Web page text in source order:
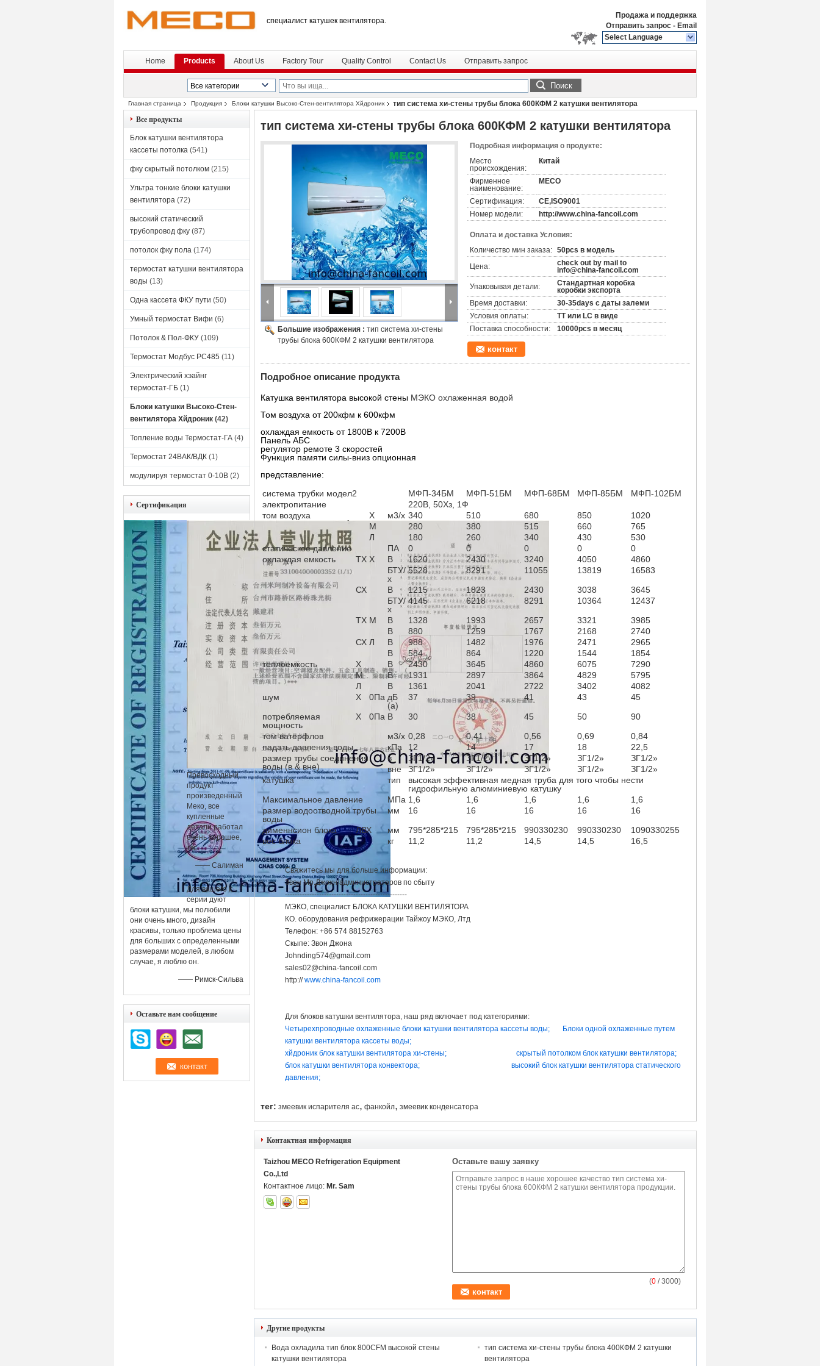
специалист катушек вентилятора.
Продажа и поддержка
Отправить запрос - Email
Select Language
Home Products About Us Factory Tour Quality Control Contact Us Отправить запрос
Поиск
Главная страница Продукция Блоки катушки Высоко-Стен-вентилятора Хйдроник
тип система хи-стены трубы блока 600КФМ 2 катушки вентилятора
Все продукты
Блок катушки вентилятора
кассеты потолка (541)
фку скрытый потолком (215)
Ультра тонкие блоки катушки
вентилятора (72)
высокий статический
трубопровод фку (87)
потолок фку пола (174)
термостат катушки вентилятора
воды (13)
Одна кассета ФКУ пути (50)
Умный термостат Вифи (6)
Потолок & Пол-ФКУ (109)
Термостат Модбус РС485 (11)
Электрический хэайнг
термостат-ГБ (1)
Блоки катушки Высоко-Стен-
вентилятора Хйдроник (42)
Топление воды Термостат-ГА (4)
Термостат 24ВАК/ВДК (1)
модулируя термостат 0-10В (2)
Сертификация
Превосходный
продукт
произведенный
Меко, все
купленные
детали работал
очень хорошее,
ткс.
—— Салиман
Для вашего к
серии дуют
блоки катушки, мы полюбили
они очень много, дизайн
красивы, только проблема цены
для больших с определенными
размерами моделей, в любом
случае, я люблю он.
—— Римск-Сильва
Оставьте нам сообщение
тип система хи-стены трубы блока 600КФМ 2 катушки вентилятора
Большие изображения : тип система хи-стены
трубы блока 600КФМ 2 катушки вентилятора
Подробная информация о продукте:
Место
происхождения:
Китай
Фирменное
наименование:
MECO
Сертификация:
CE,ISO9001
Номер модели:
http://www.china-fancoil.com
Оплата и доставка Условия:
Количество мин заказа: 50pcs в модель
Цена:
check out by mail to
info@china-fancoil.com
Упаковывая детали:
Стандартная коробка
коробки экспорта
Время доставки:
30-35days с даты залеми
Условия оплаты:
TT или LC в виде
Поставка способности:
10000pcs в месяц
контакт
Подробное описание продукта
Катушка вентилятора высокой стены МЭКО охлаженная водой
Том воздуха от 200кфм к 600кфм
охлаждая емкость от 1800В к 7200В
Панель АБС
регулятор ремоте 3 скоростей
Функция памяти силы-вниз опционная
представление:
система трубки модел2
МФП-34БМ МФП-51БМ МФП-68БМ МФП-85БМ
МФП-102БМ
электропитание
220В, 50Хз, 1Ф
том воздуха
Х м3/х 340 510 680 850
1020
М
280 380 515 660
765
Л
180 260 340 430
530
статическое давление
ПА 0 0 0 0
0
охлаждая емкость
ТХ Х В 1620 2430 3240 4050
4860
БТУ/
х
5528 8291 11055 13819
16583
СХ
В 1215 1823 2430 3038
3645
БТУ/
х
4145 6218 8291 10364
12437
ТХ М В 1328 1993 2657 3321
3985
В
880 1259 1767 2168
2740
СХ Л В 988 1482 1976 2471
2965
В
584 864 1220 1544
1854
теплоемкость
Х В 2430 3645 4860 6075
7290
М
В 1931 2897 3864 4829
5795
Л
В 1361 2041 2722 3402
4082
шум
Х 0Па дБ
(а)
37 39 41 43
45
потребляемая
мощность
Х 0Па В 30 38 45 50
90
том ватерфлов
м3/х 0,28 0,41 0,56 0,69
0,84
падать давления воды
кПа 12 14 17 18
22,5
размер трубы соединения
воды (в & вне)
в ЗГ1/2» ЗГ1/2» ЗГ1/2» ЗГ1/2»
ЗГ1/2»
вне
ЗГ1/2» ЗГ1/2» ЗГ1/2» ЗГ1/2»
ЗГ1/2»
катушка
тип
высокая эффективная медная труба для того чтобы нести
гидрофильную алюминиевую катушку
Максимальное давление
МПа 1,6 1,6 1,6 1,6
1,6
размер водоотводной трубы
воды
мм 16 16 16 16
16
дименнсион блока
ЛВХ мм 795*285*215 795*285*215 990330230 990330230
1090330255
вес блока
кг 11,2 11,2 14,5 14,5 16,5
Свяжитесь мы для больше информации:
Звон Мр.Джохн/администраторов по сбыту
--------------------------------------------------
МЭКО, специалист БЛОКА КАТУШКИ ВЕНТИЛЯТОРА
КО. оборудования рефрижерации Тайжоу МЭКО, Лтд
Телефон: +86 574 88152763
Скыпе: Звон Джона
Johnding574@gmail.com
sales02@china-fancoil.com
http://www.china-fancoil.com
Для блоков катушки вентилятора, наш ряд включает под категориями:
Четырехпроводные охлаженные блоки катушки вентилятора кассеты воды;
Блоки одной охлаженные путем
катушки вентилятора кассеты воды;
хйдроник блок катушки вентилятора хи-стены;
скрытый потолком блок катушки вентилятора;
блок катушки вентилятора конвектора;
высокий блок катушки вентилятора статического
давления;
тег: змеевик испарителя ac, фанкойл, змеевик конденсатора
Контактная информация
Taizhou MECO Refrigeration Equipment
Co.,Ltd
Контактное лицо: Mr. Sam
Оставьте вашу заявку
(0 / 3000)
Другие продукты
Вода охладила тип блок 800CFM высокой стены
катушки вентилятора
тип система хи-стены трубы блока 400КФМ 2 катушки
вентилятора